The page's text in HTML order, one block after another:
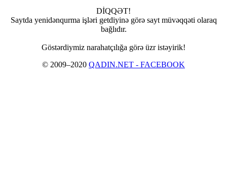
DİQQƏT!
Saytda yenidənqurma işləri getdiyinə görə sayt müvəqqəti olaraq
bağlıdır.
Göstərdiymiz narahatçılığa görə üzr istəyirik!
© 2009–2020 QADIN.NET - FACEBOOK